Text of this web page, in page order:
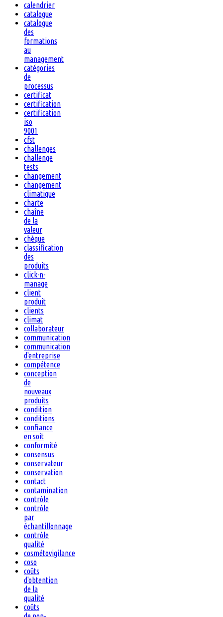
calendrier
catalogue
catalogue
des
formations
au
management
catégories
de
processus
certificat
certification
certification
iso
9001
cfst
challenges
challenge
tests
changement
changement
climatique
charte
chaîne
de la
valeur
chèque
classification
des
produits
click-n-
manage
client
produit
clients
climat
collaborateur
communication
communication
d'entreprise
compétence
conception
de
nouveaux
produits
condition
conditions
confiance
en soit
conformité
consensus
conservateur
conservation
contact
contamination
contrôle
contrôle
par
échantillonnage
contrôle
qualité
cosmétovigilance
coso
coûts
d'obtention
de la
qualité
coûts